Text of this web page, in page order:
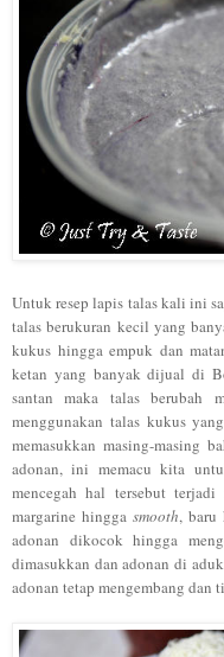
Untuk resep lapis talas kali ini
talas berukuran kecil yang
kukus hingga empuk dan
ketan yang banyak dijual di
santan maka talas berubah
menggunakan talas kukus
memasukkan masing-masing
adonan, ini memacu kita
mencegah hal tersebut
margarine hingga smooth, baru
adonan dikocok hingga
dimasukkan dan adonan di
adonan tetap mengembang dan